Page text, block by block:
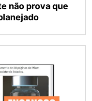
não prova que